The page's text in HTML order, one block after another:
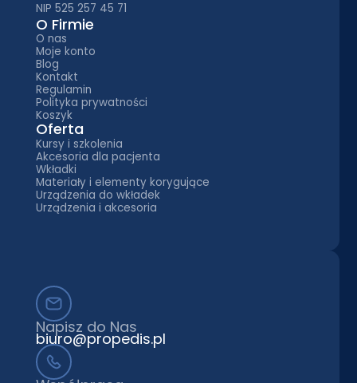
NIP 525 257 45 71
O Firmie
O nas
Moje konto
Blog
Kontakt
Regulamin
Polityka prywatności
Koszyk
Oferta
Kursy i szkolenia
Akcesoria dla pacjenta
Wkładki
Materiały i elementy korygujące
Urządzenia do wkładek
Urządzenia i akcesoria
Napisz do Nas
biuro@propedis.pl